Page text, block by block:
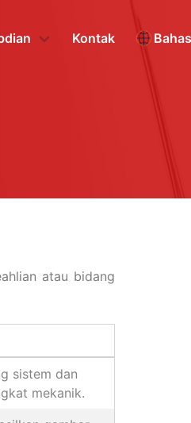
Kontak
atau bidang
sistem dan
mekanik.